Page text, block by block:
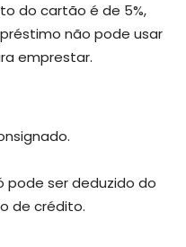
do cartão é de 5%,
não pode usar
emprestar.
pode ser deduzido do
de crédito.